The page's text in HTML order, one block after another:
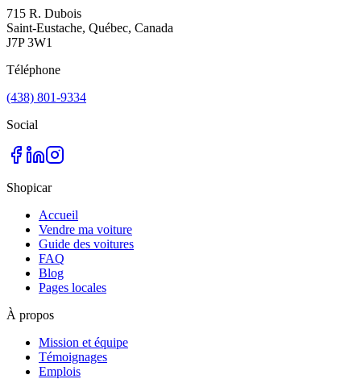
715 R. Dubois
Saint-Eustache, Québec, Canada
J7P 3W1
Téléphone
(438) 801-9334
Social
Shopicar
Accueil
Vendre ma voiture
Guide des voitures
FAQ
Blog
Pages locales
À propos
Mission et équipe
Témoignages
Emplois